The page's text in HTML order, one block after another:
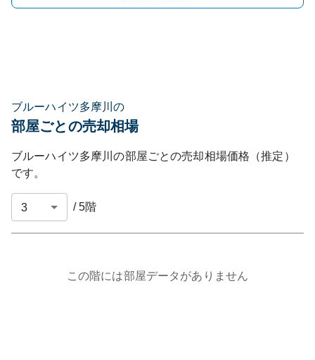
ブルーハイツ多摩川の
部屋ごとの売却相場
ブルーハイツ多摩川の部屋ごとの売却相場価格（推定）
です。
/5階
この階には部屋データがありません